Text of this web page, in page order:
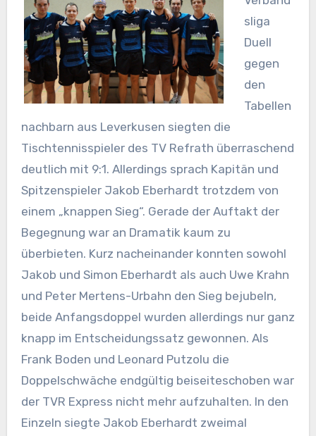
sliga
Duell
gegen
den
Tabellen
nachbarn aus Leverkusen siegten die
Tischtennisspieler des TV Refrath überraschend
deutlich mit 9:1. Allerdings sprach Kapitän und
Spitzenspieler Jakob Eberhardt trotzdem von
einem „knappen Sieg“. Gerade der Auftakt der
Begegnung war an Dramatik kaum zu
überbieten. Kurz nacheinander konnten sowohl
Jakob und Simon Eberhardt als auch Uwe Krahn
und Peter Mertens-Urbahn den Sieg bejubeln,
beide Anfangsdoppel wurden allerdings nur ganz
knapp im Entscheidungssatz gewonnen. Als
Frank Boden und Leonard Putzolu die
Doppelschwäche endgültig beiseiteschoben war
der TVR Express nicht mehr aufzuhalten. In den
Einzeln siegte Jakob Eberhardt zweimal